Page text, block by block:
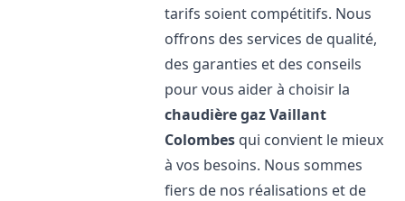
tarifs soient compétitifs. Nous
offrons des services de qualité,
des garanties et des conseils
pour vous aider à choisir la
chaudière gaz Vaillant
Colombes qui convient le mieux
à vos besoins. Nous sommes
fiers de nos réalisations et de